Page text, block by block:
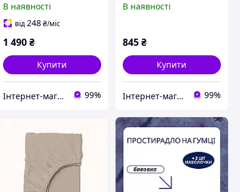
білому 856AX6634
В наявності
від248 ₴/міс
1 490 ₴
Купити
Інтернет-магазин SaleX 99%
Косас Meditative
В наявності
845₴
Купити
Інтернет-магазин SaleX 99%